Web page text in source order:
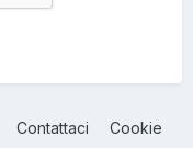
Contattaci Cookie